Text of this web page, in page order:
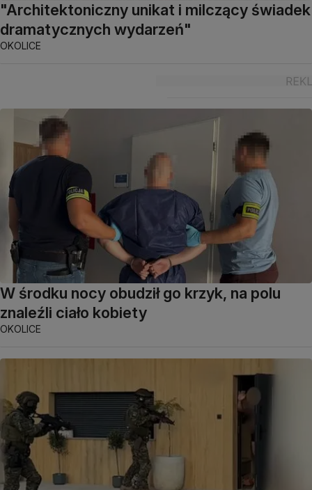
"Architektoniczny unikat i milczący świadek
dramatycznych wydarzeń"
OKOLICE
W środku nocy obudził go krzyk, na polu
znaleźli ciało kobiety
OKOLICE